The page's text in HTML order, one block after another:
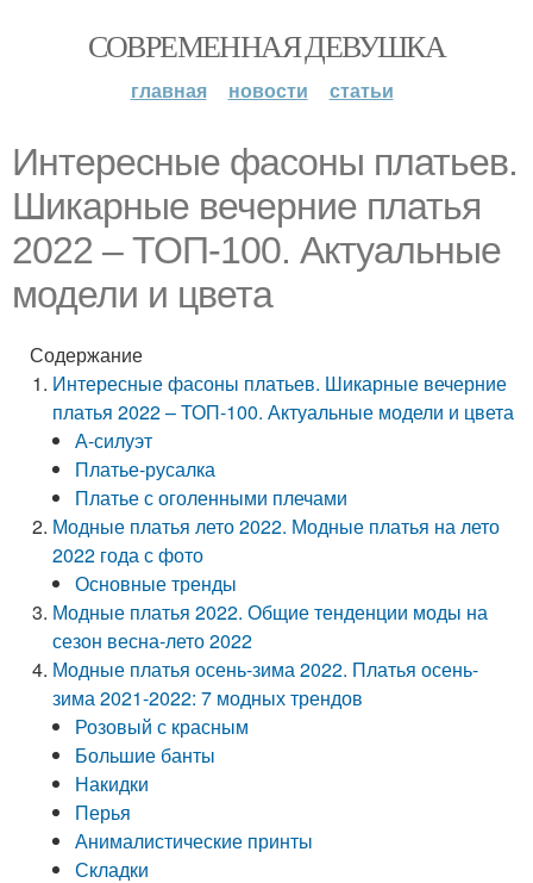
СОВРЕМЕННАЯ ДЕВУШКА
главная новости статьи
Интересные фасоны платьев.
Шикарные вечерние платья
2022 – ТОП-100. Актуальные
модели и цвета
Содержание
Интересные фасоны платьев. Шикарные вечерние
платья 2022 – ТОП-100. Актуальные модели и цвета
А-силуэт
Платье-русалка
Платье с оголенными плечами
Модные платья лето 2022. Модные платья на лето
2022 года с фото
Основные тренды
Модные платья 2022. Общие тенденции моды на
сезон весна-лето 2022
Модные платья осень-зима 2022. Платья осень-
зима 2021-2022: 7 модных трендов
Розовый с красным
Большие банты
Накидки
Перья
Анималистические принты
Складки